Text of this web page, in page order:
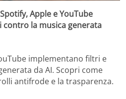
Apple e YouTube
la musica generata
implementano filtri e
da AI. Scopri come
antifrode e la trasparenza.